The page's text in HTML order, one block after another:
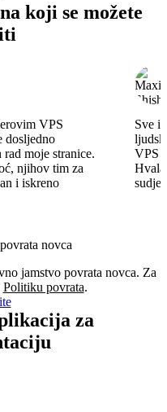
koji se možete
VPS
dosljedno
rad moje stranice.
njihov tim za
i iskreno
Sve
VPS
novca
jamstvo povrata novca. Za
Politiku povrata.
za